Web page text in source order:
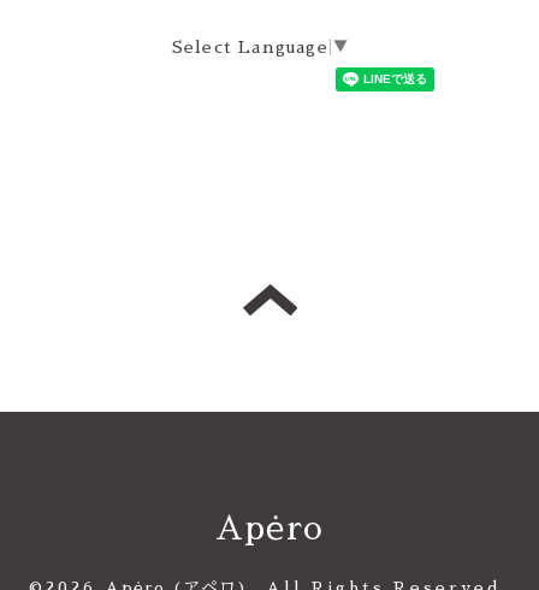
Select Language ▼
Apėro